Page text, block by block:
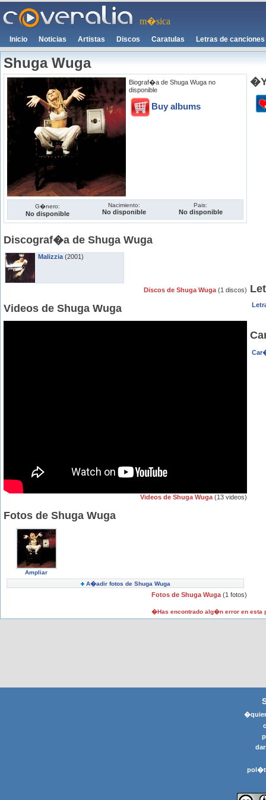
m�sica
Inicio Noticias Artistas Discos Caratulas Letras de canciones
Shuga Wuga
Biograf�a de Shuga Wuga no
disponible
Buy albums
G�nero:
No disponible
Nacimiento:
No disponible
Pais:
No disponible
Discograf�a de Shuga Wuga
Malizzia (2001)
Discos de Shuga Wuga (1 discos)
Videos de Shuga Wuga
Videos de Shuga Wuga (13 videos)
Fotos de Shuga Wuga
Ampliar
A�adir fotos de Shuga Wuga
Fotos de Shuga Wuga (1 fotos)
�Has encontrado alg�n error en esta